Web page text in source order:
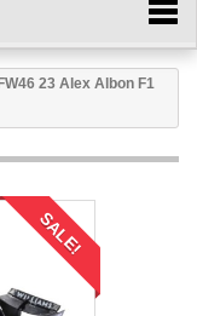
23 Alex Albon F1
SALE!